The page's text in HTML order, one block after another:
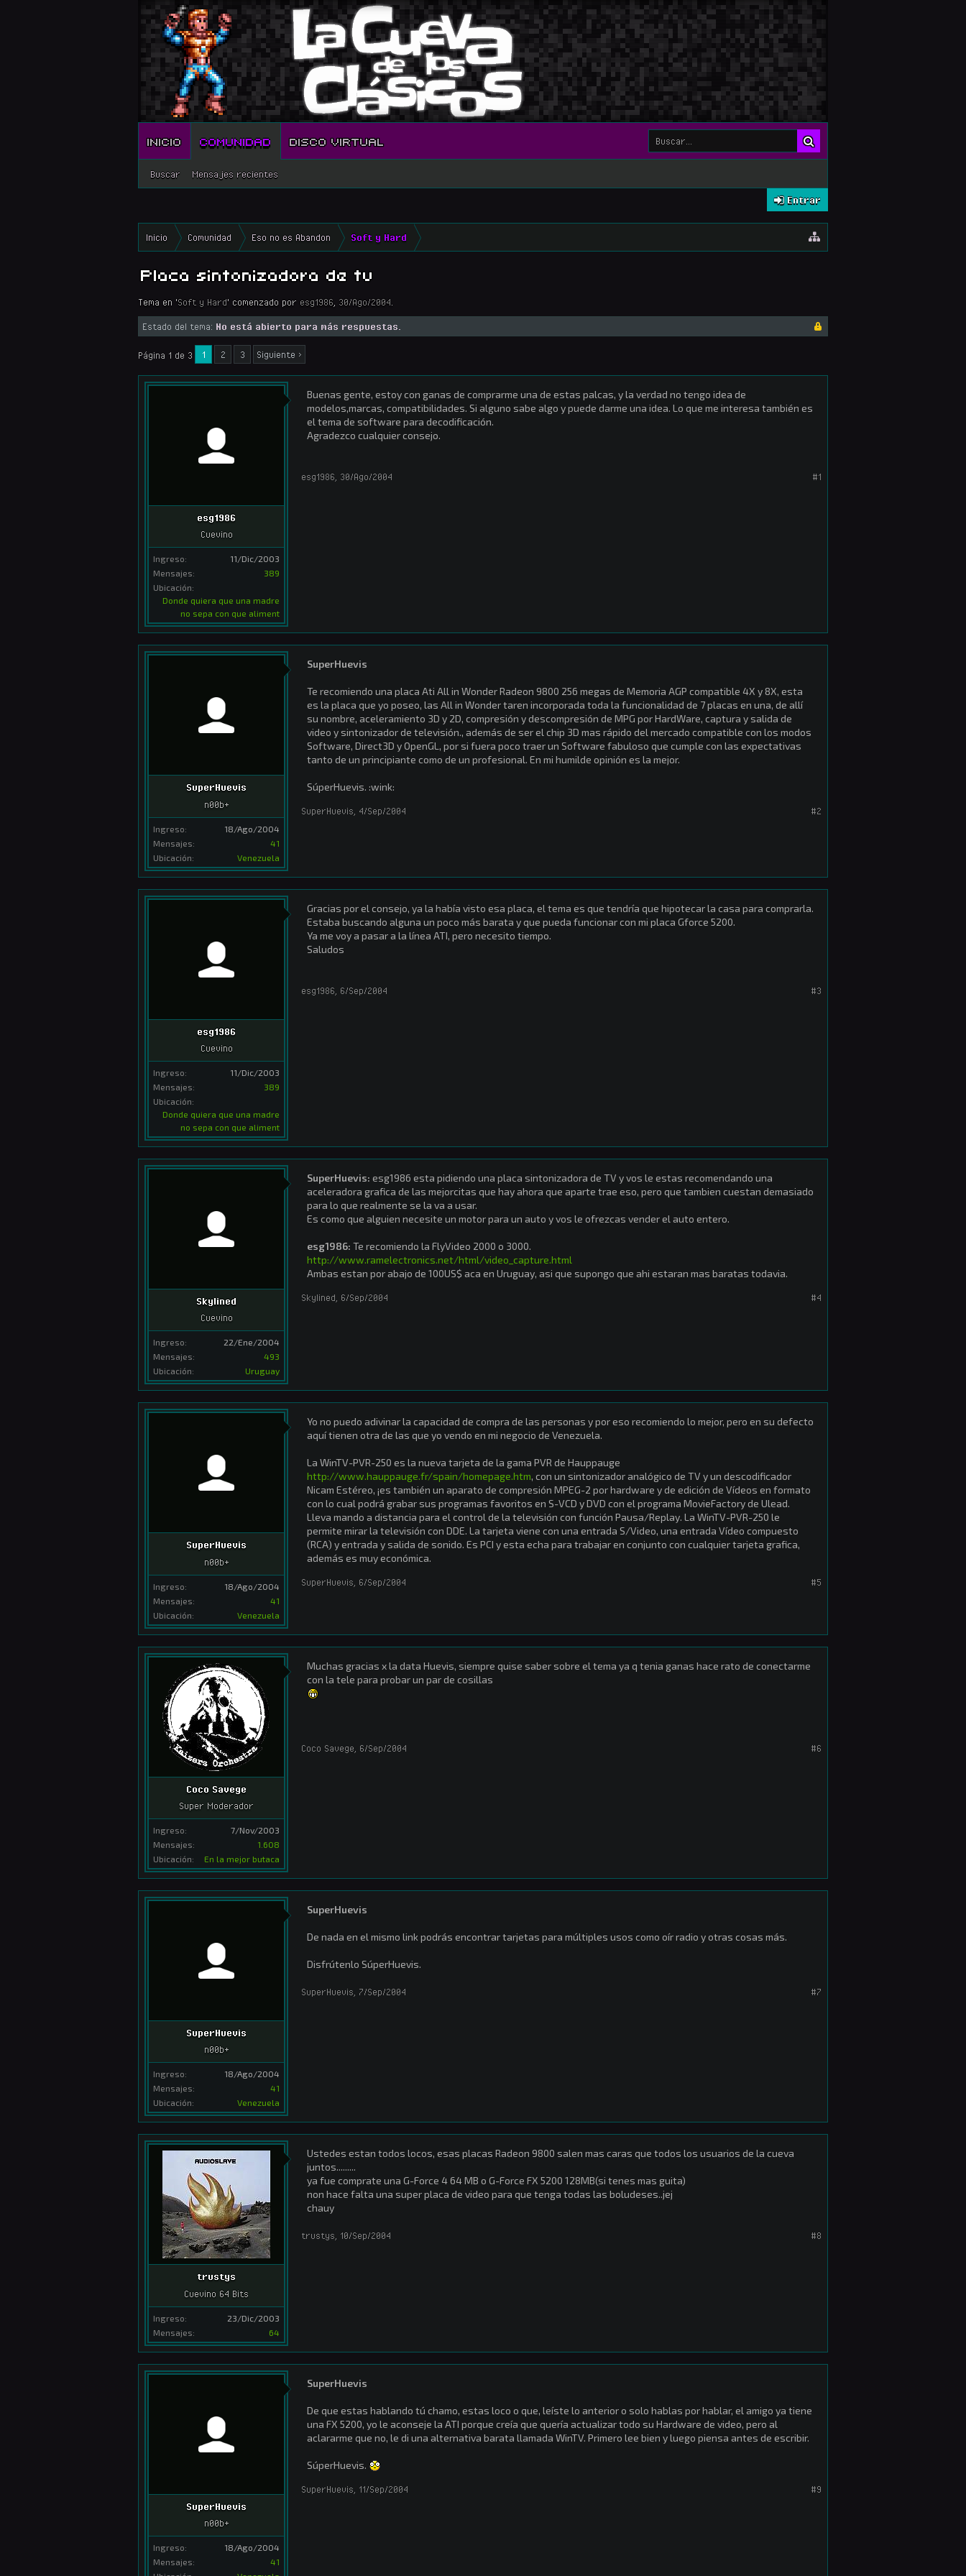
INICIO COMUNIDAD
Buscar Mensajes recientes
DISCO VIRTUAL
Entrar
Inicio Comunidad Eso no es Abandon Soft y Hard
Placa sintonizadora de tv
Tema en 'Soft y Hard' comenzado por esg1986 30/Ago/2004
Estado del tema: No está abierto para más respuestas.
Página 1 de 3 1 2 3 Siguiente >
esg1986
Cuevino
Ingreso:
11/Dic/2003
Mensajes:
389
Ubicación:
Donde quiera que una madre
no sepa con que aliment
Buenas gente, estoy con ganas de comprarme una de estas palcas, y la verdad no tengo idea de
modelos,marcas, compatibilidades. Si alguno sabe algo y puede darme una idea. Lo que me interesa también es
el tema de software para decodificación.
Agradezco cualquier consejo.
#1
esg1986 30/Ago/2004
SuperHuevis
n00b+
Ingreso:
18/Ago/2004
Mensajes:
41
Ubicación:
Venezuela
SuperHuevis
Te recomiendo una placa Ati All in Wonder Radeon 9800 256 megas de Memoria AGP compatible 4X y 8X, esta
es la placa que yo poseo, las All in Wonder taren incorporada toda la funcionalidad de 7 placas en una, de allí
su nombre, aceleramiento 3D y 2D, compresión y descompresión de MPG por HardWare, captura y salida de
video y sintonizador de televisión., además de ser el chip 3D mas rápido del mercado compatible con los modos
Software, Direct3D y OpenGL, por si fuera poco traer un Software fabuloso que cumple con las expectativas
tanto de un principiante como de un profesional. En mi humilde opinión es la mejor.
SúperHuevis. :wink:
#2
SuperHuevis, 4/Sep/2004
esg1986
Cuevino
Ingreso:
11/Dic/2003
Mensajes:
389
Ubicación:
Donde quiera que una madre
no sepa con que aliment
Gracias por el consejo, ya la había visto esa placa, el tema es que tendría que hipotecar la casa para comprarla.
Estaba buscando alguna un poco más barata y que pueda funcionar con mi placa Gforce 5200.
Ya me voy a pasar a la línea ATI, pero necesito tiempo.
Saludos
#3
esg1986 6/Sep/2004
Skylined
Cuevino
Ingreso:
22/Ene/2004
Mensajes:
493
Ubicación:
Uruguay
SuperHuevis: esg1986 esta pidiendo una placa sintonizadora de TV y vos le estas recomendando una
aceleradora grafica de las mejorcitas que hay ahora que aparte trae eso, pero que tambien cuestan demasiado
para lo que realmente se la va a usar.
Es como que alguien necesite un motor para un auto y vos le ofrezcas vender el auto entero.
esg1986: Te recomiendo la FlyVideo 2000 o 3000.
http://www.ramelectronics.net/html/video_capture.html
Ambas estan por abajo de 100US$ aca en Uruguay, asi que supongo que ahi estaran mas baratas todavia.
#4
Skylined 6/Sep/2004
SuperHuevis
n00b+
Ingreso:
18/Ago/2004
Mensajes:
41
Ubicación:
Venezuela
Yo no puedo adivinar la capacidad de compra de las personas y por eso recomiendo lo mejor, pero en su defecto
aquí tienen otra de las que yo vendo en mi negocio de Venezuela.
La WinTV-PVR-250 es la nueva tarjeta de la gama PVR de Hauppauge
http://www.hauppauge.fr/spain/homepage.htm, con un sintonizador analógico de TV y un descodificador
Nicam Estéreo, ¡es también un aparato de compresión MPEG-2 por hardware y de edición de Vídeos en formato
con lo cual podrá grabar sus programas favoritos en S-VCD y DVD con el programa MovieFactory de Ulead.
Lleva mando a distancia para el control de la televisión con función Pausa/Replay. La WinTV-PVR-250 le
permite mirar la televisión con DDE. La tarjeta viene con una entrada S/Video, una entrada Vídeo compuesto
(RCA) y entrada y salida de sonido. Es PCI y esta echa para trabajar en conjunto con cualquier tarjeta grafica,
además es muy económica.
#5
SuperHuevis, 6/Sep/2004
Coco Savege
Super Moderador
Ingreso:
7/Nov/2003
Mensajes:
1.608
Ubicación:
En la mejor butaca
Muchas gracias x la data Huevis, siempre quise saber sobre el tema ya q tenia ganas hace rato de conectarme
con la tele para probar un par de cosillas
#6
Coco Savege 6/Sep/2004
SuperHuevis
n00b+
Ingreso:
18/Ago/2004
Mensajes:
41
Ubicación:
Venezuela
SuperHuevis
De nada en el mismo link podrás encontrar tarjetas para múltiples usos como oír radio y otras cosas más.
Disfrútenlo SúperHuevis.
#7
SuperHuevis 7/Sep/2004
trustys
Cuevino 64 Bits
Ingreso:
23/Dic/2003
Mensajes:
64
Ustedes estan todos locos, esas placas Radeon 9800 salen mas caras que todos los usuarios de la cueva
juntos.........
ya fue comprate una G-Force 4 64 MB o G-Force FX 5200 128MB(si tenes mas guita)
non hace falta una super placa de video para que tenga todas las boludeses..jej
chauy
#8
trustys, 10/Sep/2004
SuperHuevis
n00b+
Ingreso:
18/Ago/2004
Mensajes:
41
SuperHuevis
De que estas hablando tú chamo, estas loco o que, leíste lo anterior o solo hablas por hablar, el amigo ya tiene
una FX 5200, yo le aconseje la ATI porque creía que quería actualizar todo su Hardware de video, pero al
aclararme que no, le di una alternativa barata llamada WinTV. Primero lee bien y luego piensa antes de escribir.
SúperHuevis.
#9
SuperHuevis 11/Sep/2004